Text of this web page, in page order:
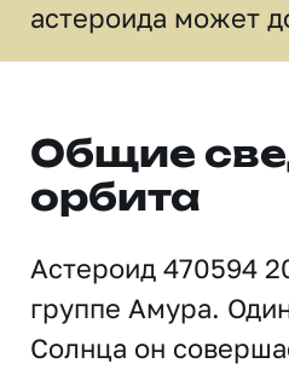
астероида может
Общие
орбита
Астероид 470594
группе Амура.
Солнца он